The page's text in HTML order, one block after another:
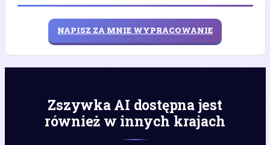
NAPISZ ZA MNIE WYPRACOWANIE
Zszywka AI dostępna jest
również w innych krajach